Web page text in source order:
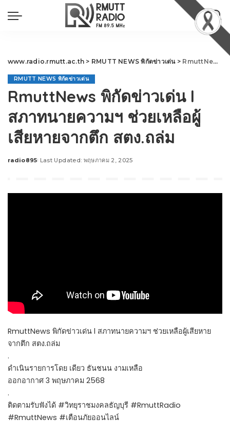
www.radio.rmutt.ac.th > RMUTT NEWS พิกัดข่าวเด่น> RmuttNews พิกัดข่าวเด่น l สภาทนายความฯ ช่วยเหลือผู้เสียหายจากตึก สตง.ถล่ม
RMUTT NEWS พิกัดข่าวเด่น
RmuttNews พิกัดข่าวเด่น l
สภาทนายความฯ ช่วยเหลือผู้
เสียหายจากตึก สตง.ถล่ม
Posted
radio895 Last Updated: พฤษภาคม 2, 2025
RmuttNews พิกัดข่าวเด่น l สภาทนายความฯ ช่วยเหลือผู้เสียหาย
จากตึก สตง.ถล่ม
.
ดำเนินรายการโดย เดียว ธันชนน งามเหลือ
ออกอากาศ 3 พฤษภาคม 2568
.
ติดตามรับฟังได้ #วิทยุราชมงคลธัญบุรี #RmuttRadio
#RmuttNews #เตือนภัยออนไลน์